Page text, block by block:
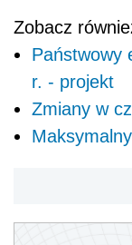
Zobacz
Państwowy
r. - projekt
Zmiany w